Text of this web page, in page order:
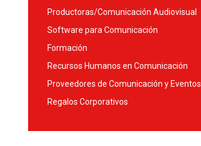
Productoras/Comunicación Audiovisual
Software para Comunicación
Formación
Recursos Humanos en Comunicación
Proveedores de Comunicación y Eventos
Regalos Corporativos